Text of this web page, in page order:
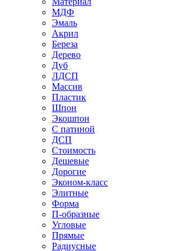
МДФ
Эмаль
Акрил
Береза
Дерево
Дуб
ЛДСП
Массив
Пластик
Шпон
Экошпон
С патиной
ДСП
Стоимость
Дешевые
Дорогие
Эконом-класс
Элитные
Форма
П-образные
Угловые
Прямые
Радиусные